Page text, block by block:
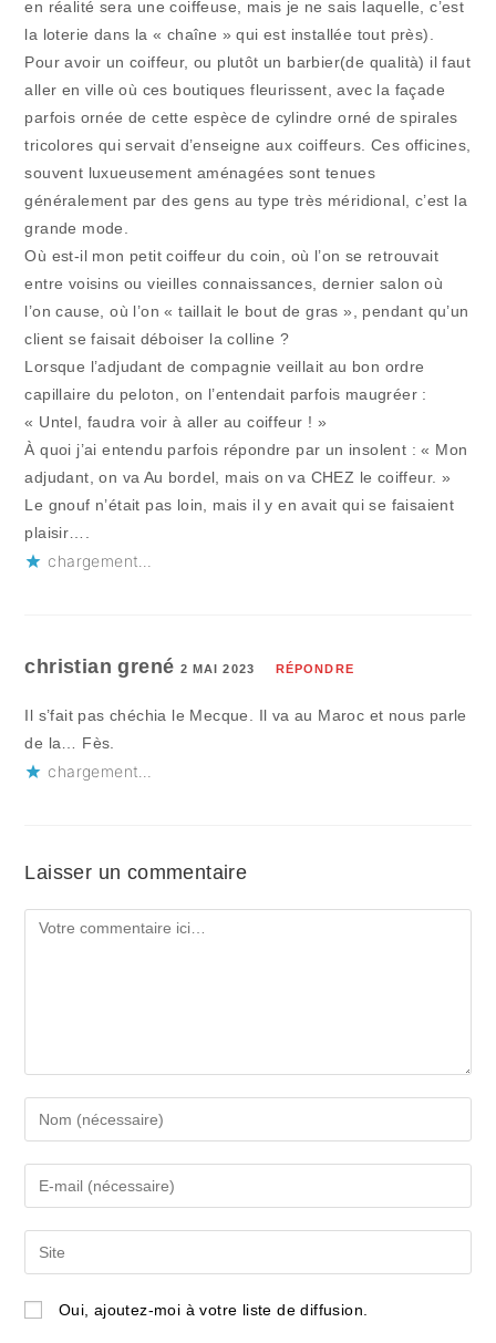
en réalité sera une coiffeuse, mais je ne sais laquelle, c’est
la loterie dans la « chaîne » qui est installée tout près).
Pour avoir un coiffeur, ou plutôt un barbier(de qualità) il faut
aller en ville où ces boutiques fleurissent, avec la façade
parfois ornée de cette espèce de cylindre orné de spirales
tricolores qui servait d’enseigne aux coiffeurs. Ces officines,
souvent luxueusement aménagées sont tenues
généralement par des gens au type très méridional, c’est la
grande mode.
Où est-il mon petit coiffeur du coin, où l’on se retrouvait
entre voisins ou vieilles connaissances, dernier salon où
l’on cause, où l’on « taillait le bout de gras », pendant qu’un
client se faisait déboiser la colline ?
Lorsque l’adjudant de compagnie veillait au bon ordre
capillaire du peloton, on l’entendait parfois maugréer :
« Untel, faudra voir à aller au coiffeur ! »
À quoi j’ai entendu parfois répondre par un insolent : « Mon
adjudant, on va Au bordel, mais on va CHEZ le coiffeur. »
Le gnouf n’était pas loin, mais il y en avait qui se faisaient
plaisir….
chargement…
christian grené 2 MAI 2023 RÉPONDRE
Il s’fait pas chéchia le Mecque. Il va au Maroc et nous parle
de la… Fès.
chargement…
Laisser un commentaire
Comment
Enter
your
name
comment
Enter
your
email
address
comment
Saisir
l’URL
de
Oui, ajoutez-moi à votre liste de diffusion.